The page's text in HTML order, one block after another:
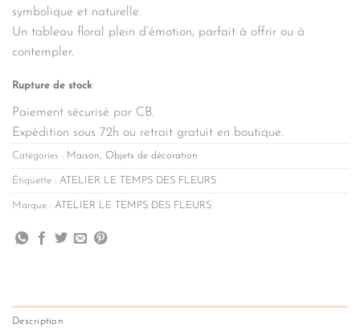
symbolique et naturelle.
Un tableau floral plein d’émotion, parfait à offrir ou à
contempler.
Rupture de stock
Paiement sécurisé par CB.
Expédition sous 72h ou retrait gratuit en boutique.
Catégories : Maison, Objets de décoration
Étiquette : ATELIER LE TEMPS DES FLEURS
Marque : ATELIER LE TEMPS DES FLEURS
Description